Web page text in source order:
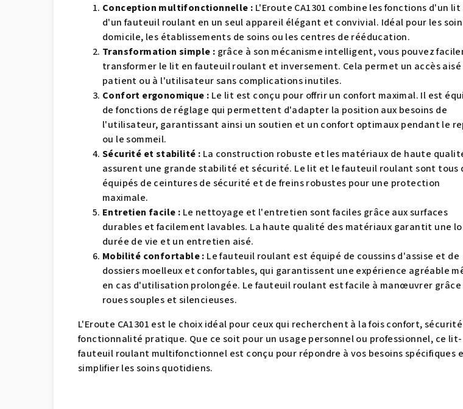
Conception multifonctionnelle : L'Eroute CA1301 combine les fonctions d'un
d'un fauteuil roulant en un seul appareil élégant et convivial. Idéal pour les
domicile, les établissements de soins ou les centres de rééducation.
Transformation simple : grâce à son mécanisme intelligent, vous pouvez
transformer le lit en fauteuil roulant et inversement. Cela permet un accès aisé
patient ou à l'utilisateur sans complications inutiles.
Confort ergonomique : Le lit est conçu pour offrir un confort maximal. Il est
de fonctions de réglage qui permettent d'adapter la position aux besoins de
l'utilisateur, garantissant ainsi un soutien et un confort optimaux pendant le
ou le sommeil.
Sécurité et stabilité : La construction robuste et les matériaux de haute
assurent une grande stabilité et sécurité. Le lit et le fauteuil roulant sont tous
équipés de ceintures de sécurité et de freins robustes pour une protection
maximale.
Entretien facile : Le nettoyage et l'entretien sont faciles grâce aux surfaces
durables et facilement lavables. La haute qualité des matériaux garantit une
durée de vie et un entretien aisé.
Mobilité confortable : Le fauteuil roulant est équipé de coussins d'assise et de
dossiers moelleux et confortables, qui garantissent une expérience agréable
en cas d'utilisation prolongée. Le fauteuil roulant est facile à manœuvrer grâce
roues souples et silencieuses.
L'Eroute CA1301 est le choix idéal pour ceux qui recherchent à la fois confort,
fonctionnalité pratique. Que ce soit pour un usage personnel ou professionnel, ce lit-
fauteuil roulant multifonctionnel est conçu pour répondre à vos besoins spécifiques
simplifier les soins quotidiens.